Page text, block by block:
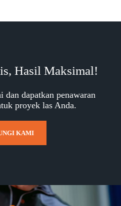
Hasil Maksimal!
dapatkan penawaran
proyek las Anda.
KAMI